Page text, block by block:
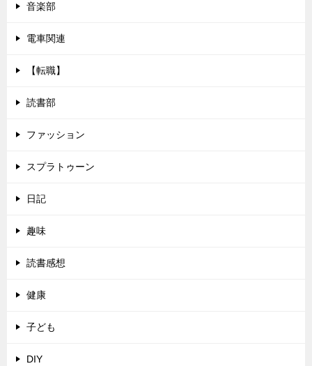
音楽部
電車関連
【転職】
読書部
ファッション
スプラトゥーン
日記
趣味
読書感想
健康
子ども
DIY